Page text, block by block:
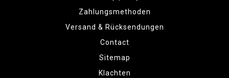
Zahlungsmethoden
Versand & Rücksendungen
Contact
Sitemap
Klachten